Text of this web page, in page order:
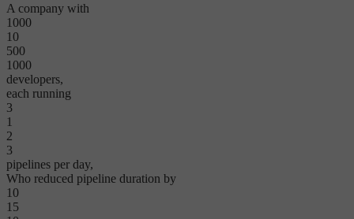
A company with
1000
10
500
1000
developers,
each running
3
1
2
3
pipelines per day,
Who reduced pipeline duration by
10
15